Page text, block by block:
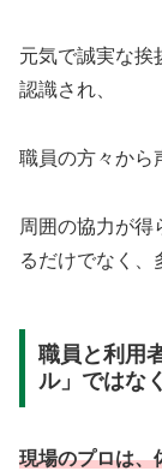
元気で誠実な挨
認識され、
職員の方々から
周囲の協力が得
るだけでなく、
職員と利用
ル」ではな
現場のプロは、